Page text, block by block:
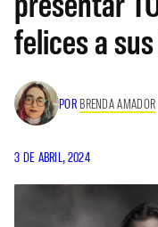
felices a
POR BRENDA AMADOR
3 DE ABRIL, 2024